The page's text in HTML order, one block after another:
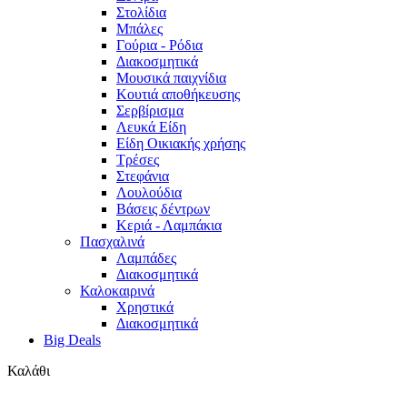
Στολίδια
Μπάλες
Γούρια - Ρόδια
Διακοσμητικά
Μουσικά παιχνίδια
Κουτιά αποθήκευσης
Σερβίρισμα
Λευκά Είδη
Είδη Οικιακής χρήσης
Τρέσες
Στεφάνια
Λουλούδια
Βάσεις δέντρων
Κεριά - Λαμπάκια
Πασχαλινά
Λαμπάδες
Διακοσμητικά
Καλοκαιρινά
Χρηστικά
Διακοσμητικά
Big Deals
Καλάθι